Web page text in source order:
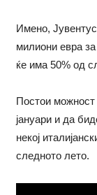
Имено,
милиони евра
ќе има 50% од
Постои можност
јануари и да
некој
следното лето.